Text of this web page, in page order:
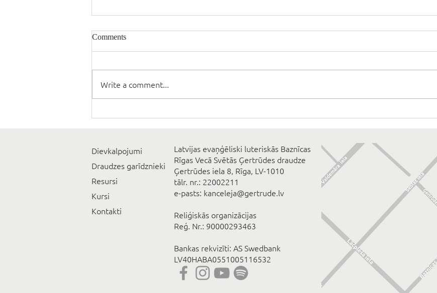
Comments
Write a comment...
Dievkalpojumi
Draudzes garīdznieki
Resursi
Kursi
Kontakti
Latvijas evaņģēliski luteriskās Baznīcas
Rīgas Vecā Svētās Ģertrūdes draudze
Ģertrūdes iela 8, Rīga, LV-1010
tālr. nr.: 22002211
e-pasts: kanceleja@gertrude.lv
Reliģiskās organizācijas
Reģ. Nr.: 90000293463
Bankas rekvizīti: AS Swedbank
LV40HABA0551005116532